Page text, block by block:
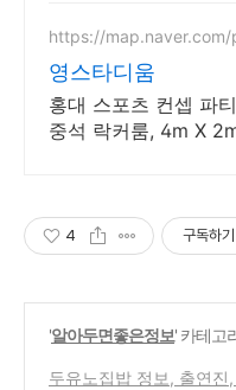
로드
https://
영스타디움
홍대 스포츠 컨셉 파
중석 락커룸, 4m X
4 구독하기
'알아두면좋은정보' 카테고
두유노집밥 정보, 출연진